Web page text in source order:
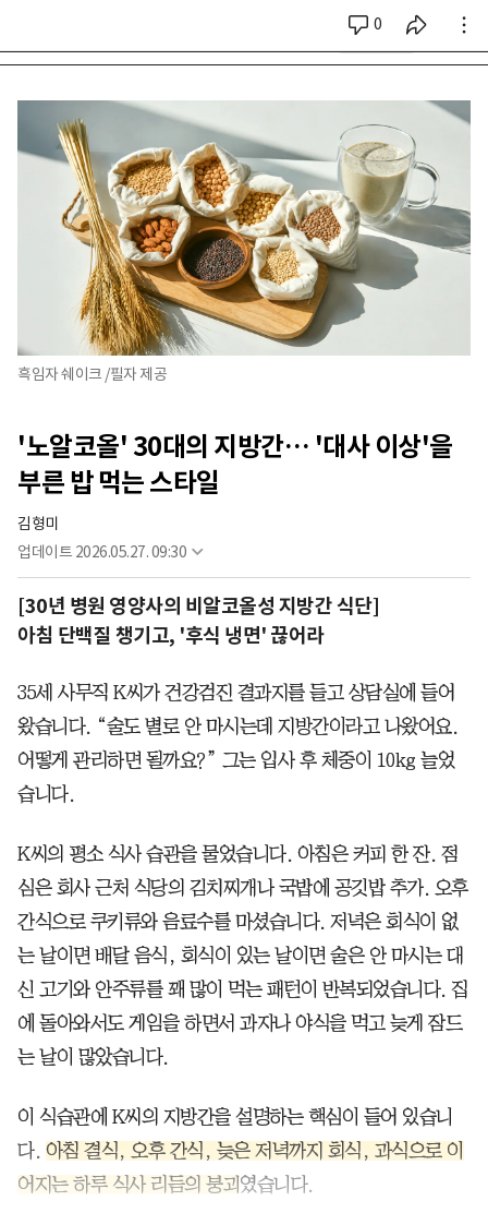
0
시리즈 전체
흑임자 쉐이크 /필자 제공
'노알코올' 30대의 지방간… '대사 이상'을
부른 밥 먹는 스타일
김형미
업데이트 2026.05.27. 09:30
[30년 병원 영양사의 비알코올성 지방간 식단]
아침 단백질 챙기고, '후식 냉면' 끊어라
35세 사무직 K씨가 건강검진 결과지를 들고 상담실에 들어
왔습니다. “술도 별로 안 마시는데 지방간이라고 나왔어요.
어떻게 관리하면 될까요?” 그는 입사 후 체중이 10kg 늘었
습니다.
K씨의 평소 식사 습관을 물었습니다. 아침은 커피 한 잔. 점
심은 회사 근처 식당의 김치찌개나 국밥에 공깃밥 추가. 오후
간식으로 쿠키류와 음료수를 마셨습니다. 저녁은 회식이 없
는 날이면 배달 음식, 회식이 있는 날이면 술은 안 마시는 대
신 고기와 안주류를 꽤 많이 먹는 패턴이 반복되었습니다. 집
에 돌아와서도 게임을 하면서 과자나 야식을 먹고 늦게 잠드
는 날이 많았습니다.
이 식습관에 K씨의 지방간을 설명하는 핵심이 들어 있습니
다. 아침 결식, 오후 간식, 늦은 저녁까지 회식, 과식으로 이
어지는 하루 식사 리듬의 붕괴였습니다.